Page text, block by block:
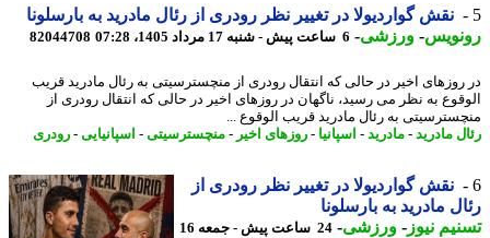
نقش گواردیولا در تغییر نظر رودری از رئال مادرید به بارسلونا
-ورزشی-6 ساعت پیش - شنبه 17 مرداد 1405، 07:28 82044708
اخیر در حالی که انتقال رودری از منچسترسیتی به رئال مادرید قریب
به نظر می رسید، ناگهان در روزهای اخیر در حالی که انتقال رودری از
به رئال مادرید قریب الوقوع ...
مادرید- مادرید- اسپانیا-روزهای اخیر -منچسترسیتی-اسپانیایی-رودری
نقش گواردیولا در تغییر نظر رودری از
مادرید به بارسلونا
نیوز-ورزشی-
24 ساعت پیش - جمعه 16